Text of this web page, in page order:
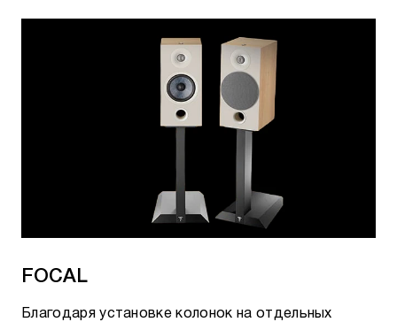
FOCAL
Благодаря установке колонок на отдельных